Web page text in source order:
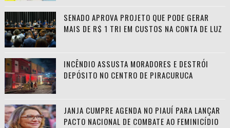
SENADO APROVA PROJETO QUE PODE GERAR
MAIS DE R$ 1 TRI EM CUSTOS NA CONTA DE LUZ
INCÊNDIO ASSUSTA MORADORES E DESTRÓI
DEPÓSITO NO CENTRO DE PIRACURUCA
JANJA CUMPRE AGENDA NO PIAUÍ PARA LANÇAR
PACTO NACIONAL DE COMBATE AO FEMINICÍDIO